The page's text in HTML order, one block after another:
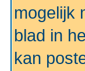
mogelijk
blad in
kan